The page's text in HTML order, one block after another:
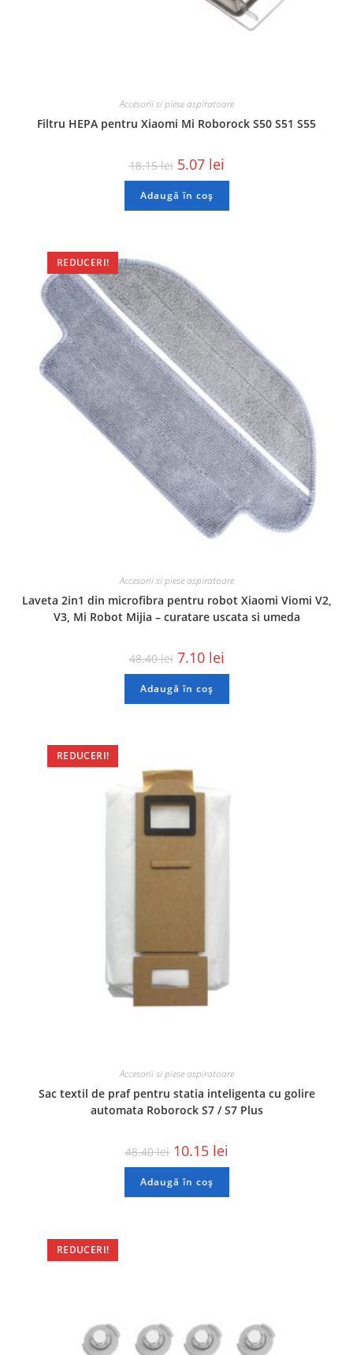
Accesorii si piese aspiratoare
Filtru HEPA pentru Xiaomi Mi Roborock S50 S51 S55
18.15lei 5.07 lei
Adaugă în coș
REDUCERI!
Accesorii si piese aspiratoare
Laveta 2in1 din microfibra pentru robot Xiaomi Viomi V2,
V3, Mi Robot Mijia – curatare uscata si umeda
48.40lei 7.10 lei
Adaugă în coș
REDUCERI!
Accesorii si piese aspiratoare
Sac textil de praf pentru statia inteligenta cu golire
automata Roborock S7 / S7 Plus
48.40lei 10.15 lei
Adaugă în coș
REDUCERI!